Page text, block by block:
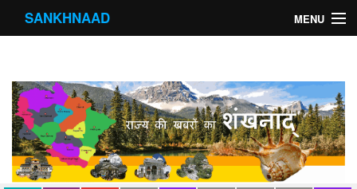
SANKHNAAD MENU
राज्य
मंडल
संस्कृति